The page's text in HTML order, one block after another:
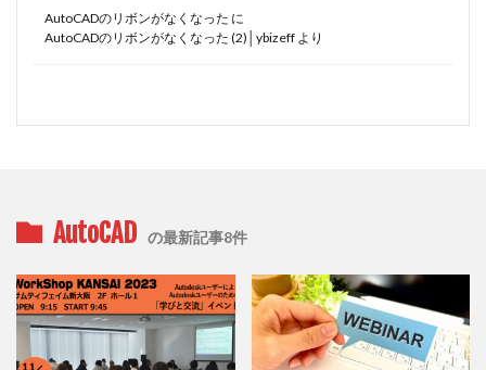
AutoCADのリボンがなくなった に
AutoCADのリボンがなくなった (2)│ybizeff より
AutoCAD の最新記事8件